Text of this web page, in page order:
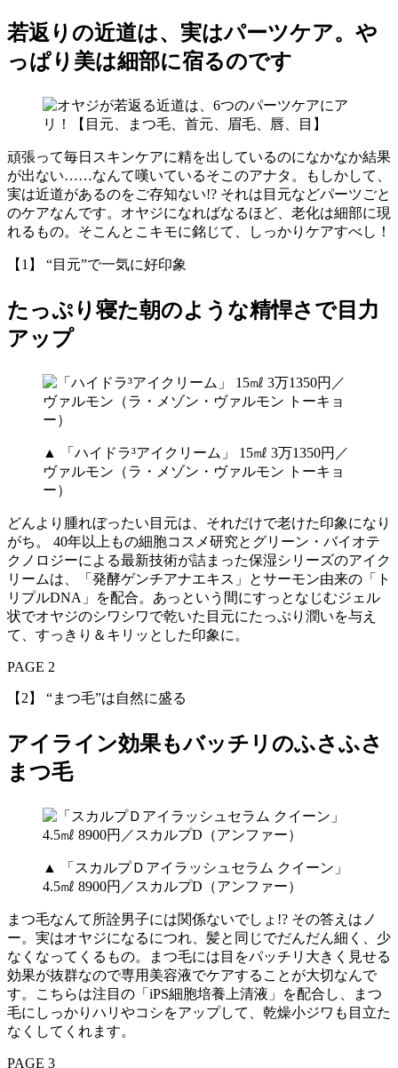
若返りの近道は、実はパーツケア。や
っぱり美は細部に宿るのです
頑張って毎日スキンケアに精を出しているのになかなか結果
が出ない……なんて嘆いているそこのアナタ。もしかして、
実は近道があるのをご存知ない!? それは目元などパーツごと
のケアなんです。オヤジになればなるほど、老化は細部に現
れるもの。そこんとこキモに銘じて、しっかりケアすべし！
【1】 “目元”で一気に好印象
たっぷり寝た朝のような精悍さで目力
アップ
▲ 「ハイドラ³アイクリーム」 15㎖ 3万1350円／
ヴァルモン（ラ・メゾン・ヴァルモン トーキョ
ー）
どんより腫れぼったい目元は、それだけで老けた印象になり
がち。 40年以上もの細胞コスメ研究とグリーン・バイオテ
クノロジーによる最新技術が詰まった保湿シリーズのアイク
リームは、「発酵ゲンチアナエキス」とサーモン由来の「ト
リプルDNA」を配合。あっという間にすっとなじむジェル
状でオヤジのシワシワで乾いた目元にたっぷり潤いを与え
て、すっきり＆キリッとした印象に。
PAGE 2
【2】 “まつ毛”は自然に盛る
アイライン効果もバッチリのふさふさ
まつ毛
▲ 「スカルプＤアイラッシュセラム クイーン」
4.5㎖ 8900円／スカルプD（アンファー）
まつ毛なんて所詮男子には関係ないでしょ!? その答えはノ
ー。実はオヤジになるにつれ、髪と同じでだんだん細く、少
なくなってくるもの。まつ毛には目をパッチリ大きく見せる
効果が抜群なので専用美容液でケアすることが大切なんで
す。こちらは注目の「iPS細胞培養上清液」を配合し、まつ
毛にしっかりハリやコシをアップして、乾燥小ジワも目立た
なくしてくれます。
PAGE 3